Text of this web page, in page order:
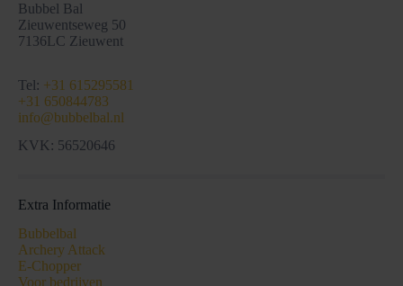
Bubbel Bal
Zieuwentseweg 50
7136LC Zieuwent
Tel: +31 615295581
+31 650844783
info@bubbelbal.nl
KVK: 56520646
Extra Informatie
Bubbelbal
Archery Attack
E-Chopper
Voor bedrijven